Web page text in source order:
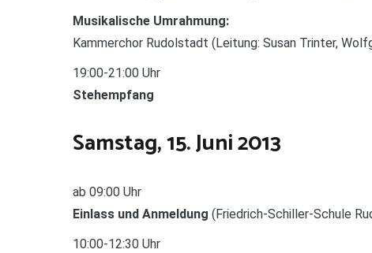
Musikalische Umrahmung:
Kammerchor Rudolstadt (Leitung: Susan Trinter,
19:00-21:00 Uhr
Stehempfang
Samstag, 15. Juni 2013
ab 09:00 Uhr
Einlass und Anmeldung (Friedrich-Schiller-Schule
10:00-12:30 Uhr